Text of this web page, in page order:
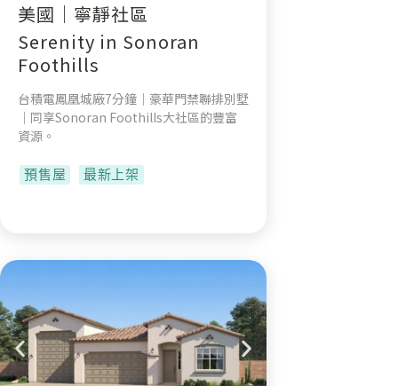
美國｜寧靜社區
Serenity in Sonoran
Foothills
台積電鳳凰城廠7分鐘｜豪華門禁聯排別墅
｜同享Sonoran Foothills大社區的豐富
資源。
預售屋 最新上架